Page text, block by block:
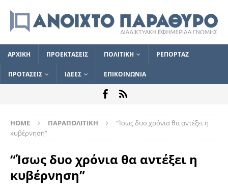
ΑΡΧΙΚΗ ΠΡΟΕΚΤΑΣΕΙΣ ΠΟΛΙΤΙΚΗ ΡΕΠΟΡΤΑΖ
ΠΡΟΤΑΣΕΙΣ ΙΔΕΕΣ ΕΠΙΚΟΙΝΩΝΙΑ
HOME ΠΑΡΑΠΟΛΙΤΙΚΗ
“Ίσως δυο χρόνια θα αντέξει η
κυβέρνηση”
“Ίσως δυο χρόνια θα αντέξει η
κυβέρνηση”